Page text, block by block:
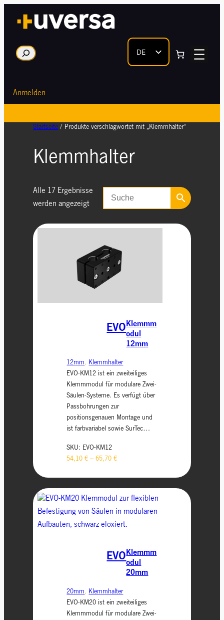
Inhalt
Suche
DE
EN
Anmelden
Startseite/ Produkte verschlagwortet mit „Klemmhalter“
Klemmhalter
Alle 17 Ergebnisse
werden angezeigt
EVOKlemmm
odul
12mm
12mm, Klemmhalter
EVO-KM12 ist ein zweiteiliges
Klemmmodul für modulare Zwei-
Säulen-Systeme. Es verfügt über
Passbohrungen zur
positionsgenauen Montage und
ist farbvariabel sowie SurTec…
SKU: EVO-KM12
54,10€ –65,70€
EVOKlemmm
odul
20mm
20mm, Klemmhalter
EVO-KM20 ist ein zweiteiliges
Klemmmodul für modulare Zwei-